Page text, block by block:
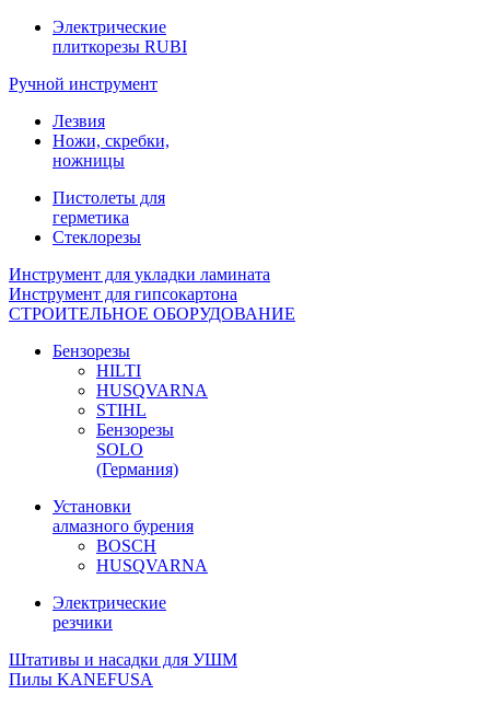
Электрические
плиткорезы RUBI
Ручной инструмент
Лезвия
Ножи, скребки,
ножницы
Пистолеты для
герметика
Стеклорезы
Инструмент для укладки ламината
Инструмент для гипсокартона
СТРОИТЕЛЬНОЕ ОБОРУДОВАНИЕ
Бензорезы
HILTI
HUSQVARNA
STIHL
Бензорезы
SOLO
(Германия)
Установки
алмазного бурения
BOSCH
HUSQVARNA
Электрические
резчики
Штативы и насадки для УШМ
Пилы KANEFUSA